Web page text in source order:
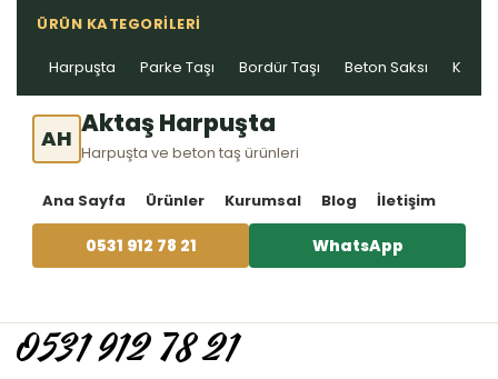
ÜRÜN KATEGORILERI
Harpuşta Parke Taşı Bordür Taşı Beton Saksı Kablo
AH Aktaş Harpuşta
Harpuşta ve beton taş ürünleri
Ana Sayfa Ürünler Kurumsal Blog İletişim
0531 912 78 21 WhatsApp
0531 912 78 21